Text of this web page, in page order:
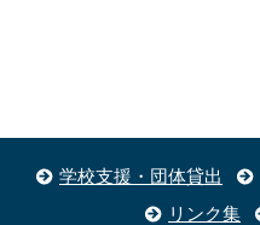
学校支援・団体貸出
リンク集